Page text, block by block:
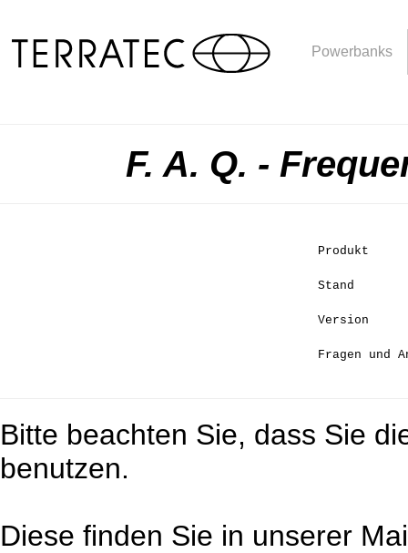
Powerbanks
F. A. Q. -
Produkt
Stand
Version
Fragen und
Bitte beachten Sie, dass Sie
benutzen.
Diese finden Sie in unserer